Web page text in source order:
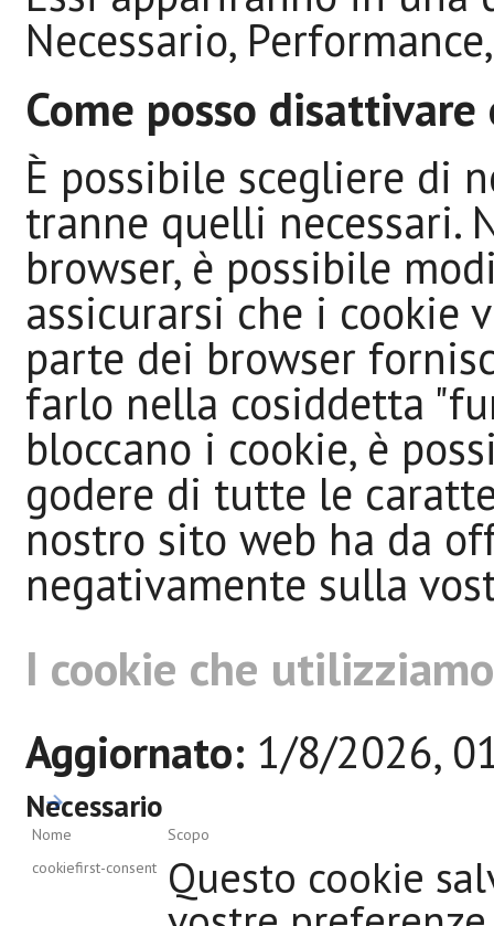
Necessario,
Come posso
È possibile scegliere di
tranne quelli necessari.
browser, è possibile
assicurarsi che i cookie
parte dei browser
farlo nella cosiddetta
bloccano i cookie, è
godere di tutte le
nostro sito web ha da
negativamente sulla
I cookie che
Aggiornato: 1/8/2026,
Necessario
Nome
Scopo
cookiefirst-consent
Questo cookie